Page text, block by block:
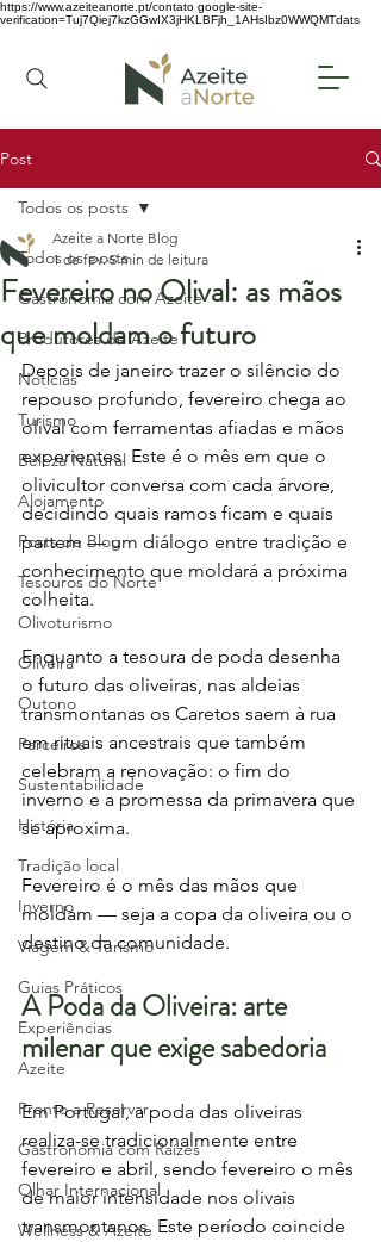
https://www.azeiteanorte.pt/contato google-site-
verification=Tuj7Qiej7kzGGwIX3jHKLBFjh_1AHsIbz0WWQMTdats
Post
Todos os posts
Gastronomia com Azeite
Produtores de Azeite
Notícias
Turismo
Beleza Natural
Alojamento
Posts de Blog
Tesouros do Norte
Olivoturismo
Oliveira
Outono
Parceiros
Sustentabilidade
História
Tradição local
Inverno
Viagem & Turismo
Guias Práticos
Experiências
Azeite
Pronto a Reservar
Gastronomia com Raízes
Olhar Internacional
Wellness & Azeite
Todos os posts
Fevereiro no Olival: as mãos
que moldam o futuro
Azeite a Norte Blog
1 de fev. 5 min de leitura
Depois de janeiro trazer o silêncio do
repouso profundo, fevereiro chega ao
olival com ferramentas afiadas e mãos
experientes. Este é o mês em que o
olivicultor conversa com cada árvore,
decidindo quais ramos ficam e quais
partem — um diálogo entre tradição e
conhecimento que moldará a próxima
colheita.
Enquanto a tesoura de poda desenha
o futuro das oliveiras, nas aldeias
transmontanas os Caretos saem à rua
em rituais ancestrais que também
celebram a renovação: o fim do
inverno e a promessa da primavera que
se aproxima.
Fevereiro é o mês das mãos que
moldam — seja a copa da oliveira ou o
destino da comunidade.
A Poda da Oliveira: arte
milenar que exige sabedoria
Em Portugal, a poda das oliveiras
realiza-se tradicionalmente entre
fevereiro e abril, sendo fevereiro o mês
de maior intensidade nos olivais
transmontanos. Este período coincide